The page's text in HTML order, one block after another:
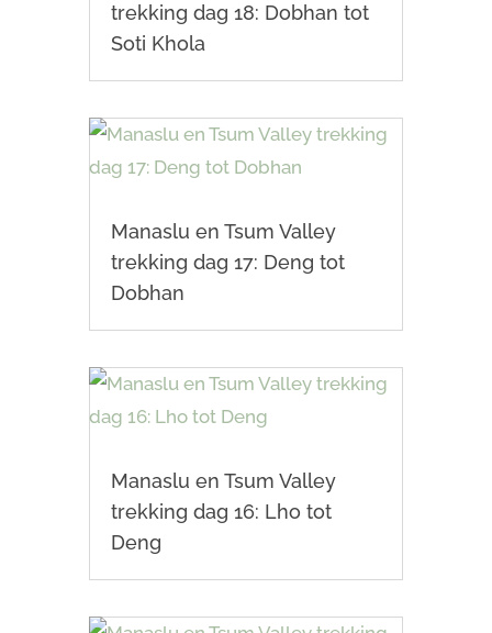
trekking dag 18: Dobhan tot
Soti Khola
Manaslu en Tsum Valley
trekking dag 17: Deng tot
Dobhan
Manaslu en Tsum Valley
trekking dag 16: Lho tot
Deng